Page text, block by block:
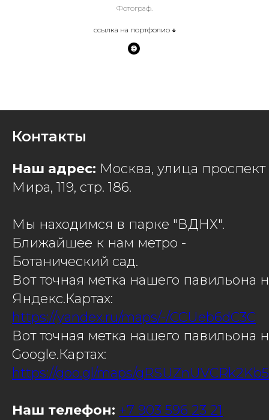
Фотограф.
ссылка на портфолио ↓
Контакты
Наш адрес: Москва, улица проспект
Мира, 119, стр. 186.
Мы находимся в парке "ВДНХ".
Ближайшее к нам метро -
Ботанический сад.
Вот точная метка нашего павильона
Яндекс.Картах:
https://yandex.ru/maps/-/CCUeb6dC3C
Вот точная метка нашего павильона
Google.Картах:
https://goo.gl/maps/
Наш телефон: +7 903 596 23 21